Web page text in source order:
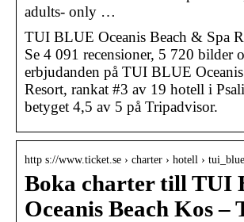
adults- only …
TUI BLUE Oceanis Beach & Spa
Se 4 091 recensioner, 5 720 bilder
erbjudanden på TUI BLUE
Resort, rankat #3 av 19 hotell i
betyget 4,5 av 5 på Tripadvisor.
http s://www.ticket.se › charter › hotell ›
Boka charter till TUI
Oceanis Beach Kos –